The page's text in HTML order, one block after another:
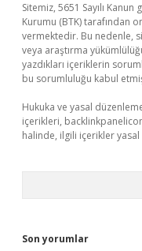
Sitemiz, 5651 Sayılı
Kurumu (BTK) tarafından
vermektedir. Bu nedenle,
veya araştırma
yazdıkları içeriklerin
bu sorumluluğu kabul
Hukuka ve yasal
içerikleri,
halinde, ilgili içerikler yasal
Son yorumlar